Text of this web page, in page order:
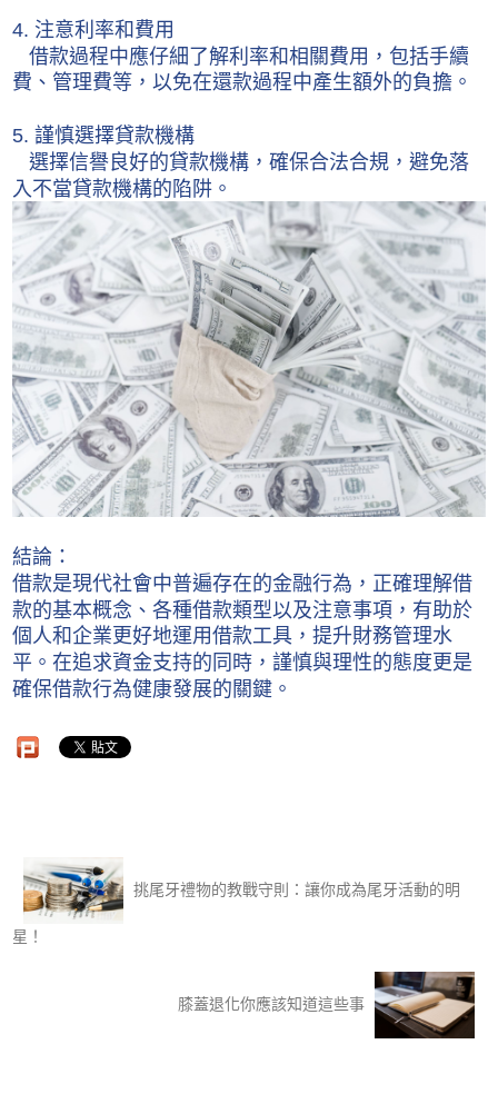
4. 注意利率和費用
借款過程中應仔細了解利率和相關費用，包括手續
費、管理費等，以免在還款過程中產生額外的負擔。
5. 謹慎選擇貸款機構
選擇信譽良好的貸款機構，確保合法合規，避免落
入不當貸款機構的陷阱。
結論：
借款是現代社會中普遍存在的金融行為，正確理解借
款的基本概念、各種借款類型以及注意事項，有助於
個人和企業更好地運用借款工具，提升財務管理水
平。在追求資金支持的同時，謹慎與理性的態度更是
確保借款行為健康發展的關鍵。
挑尾牙禮物的教戰守則：讓你成為尾牙活動的明
星！
膝蓋退化你應該知道這些事